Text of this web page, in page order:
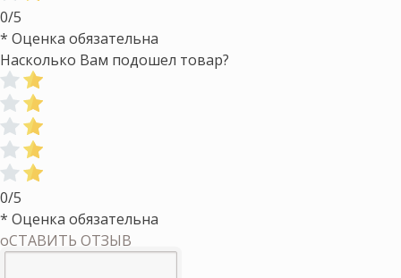
0/5
* Оценка обязательна
Насколько Вам подошел товар?
0/5
* Оценка обязательна
оСТАВИТЬ ОТЗЫВ